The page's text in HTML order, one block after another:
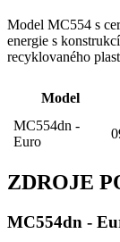
Model MC554 s
energie s
recyklovaného
Model
MC554dn -
Euro
ZDROJE
MC554dn -